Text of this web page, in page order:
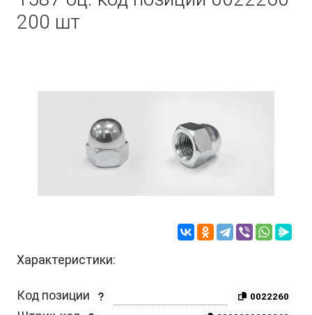
200 шт
Характеристики:
Код позиции 0022260